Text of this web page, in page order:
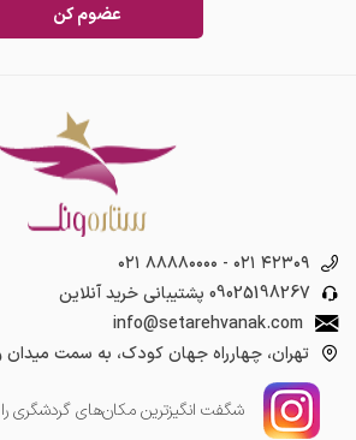
عضوم کن
۰۲۱ ۸۸۸۸۰۰۰۰ - ۰۲۱ ۴۲۳۰۹
09025198267 پشتیبانی خرید آنلاین
info@setarehvanak.com
تهران، چهارراه جهان کودک، به سمت میدان
شگفت انگیز‌ترین مکان‌های گردشگری را